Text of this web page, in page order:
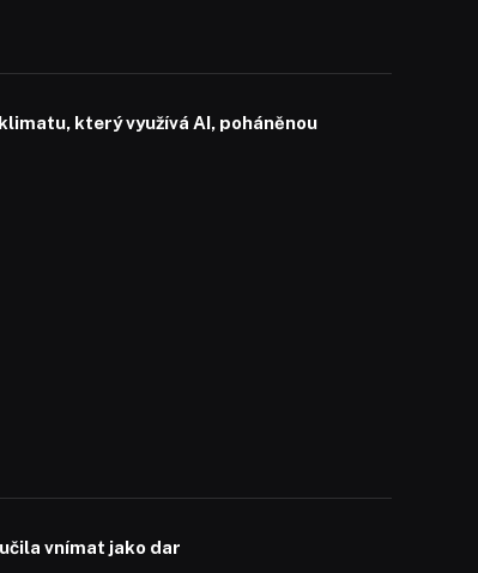
který využívá AI, poháněnou
vnímat jako dar